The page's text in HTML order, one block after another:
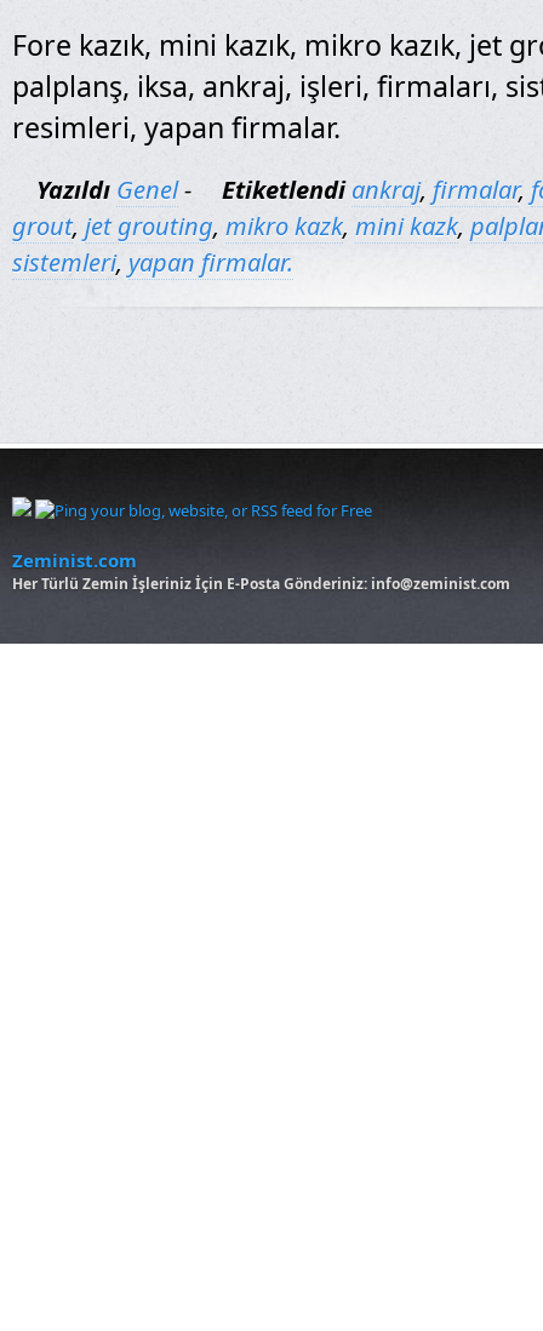
Fore kazık, mini kazık, mikro kazık, jet
palplanş, iksa, ankraj, işleri, firmaları,
resimleri, yapan firmalar.
Yazıldı Genel- Etiketlendi ankraj, firmalar,
grout, jet grouting, mikro kazk, mini kazk,
sistemleri, yapan firmalar.
Zeminist.com
Her Türlü Zemin İşleriniz İçin E-Posta Gönderiniz: info@zeminist.com